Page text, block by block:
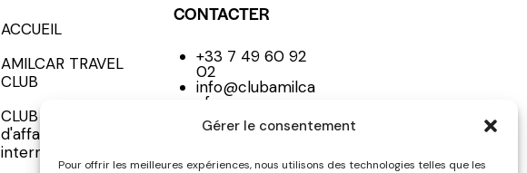
Gérer le consentement
Pour offrir les meilleures expériences, nous utilisons des technologies telles que les
ACCUEIL
AMILCAR TRAVEL
CLUB
CLUB AMILCAR, Club
d'affaires
international
CONTACTER
+33 7 49 60 92
02
info@clubamilca
r.fr